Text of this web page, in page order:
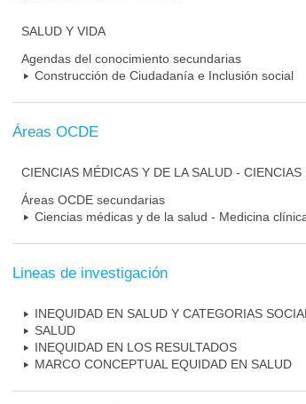
SALUD Y VIDA
Agendas del conocimiento secundarias
Construcción de Ciudadanía e Inclusión social
Áreas OCDE
CIENCIAS MÉDICAS Y DE LA SALUD - CIENCIAS
Áreas OCDE secundarias
Ciencias médicas y de la salud - Medicina
Lineas de investigación
INEQUIDAD EN SALUD Y CATEGORIAS
SALUD
INEQUIDAD EN LOS RESULTADOS
MARCO CONCEPTUAL EQUIDAD EN SALUD